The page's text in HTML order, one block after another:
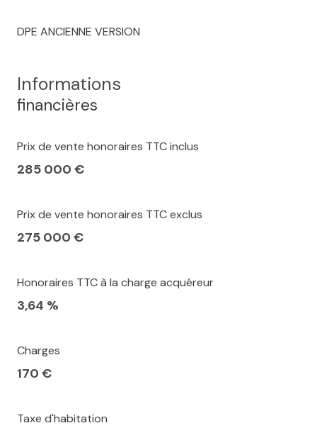
DPE ANCIENNE VERSION
Informations
financières
Prix de vente honoraires TTC inclus
285 000 €
Prix de vente honoraires TTC exclus
275 000 €
Honoraires TTC à la charge acquéreur
3,64 %
Charges
170 €
Taxe d'habitation